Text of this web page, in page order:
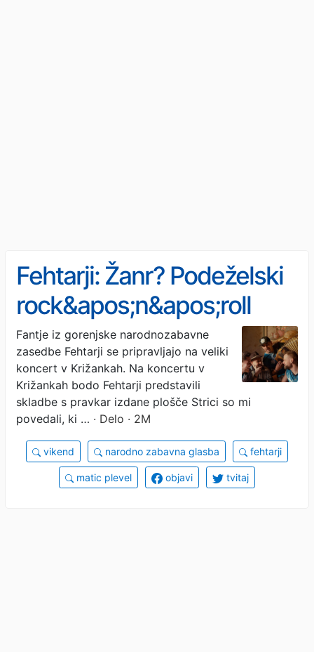
Fehtarji: Žanr? Podeželski
rock&apos;n&apos;roll
Fantje iz gorenjske narodnozabavne
zasedbe Fehtarji se pripravljajo na veliki
koncert v Križankah. Na koncertu v
Križankah bodo Fehtarji predstavili
skladbe s pravkar izdane plošče Strici so mi
povedali, ki … · Delo · 2M
vikend narodno zabavna glasba fehtarji
matic plevel objavi tvitaj